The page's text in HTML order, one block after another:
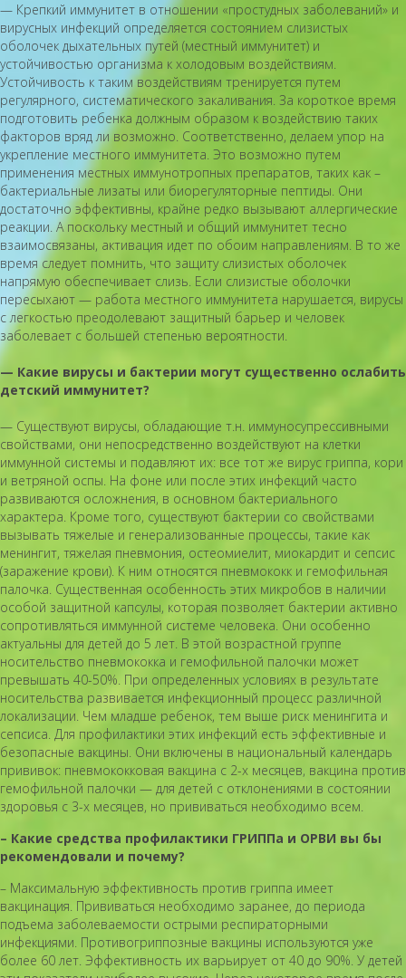
— Крепкий иммунитет в отношении «простудных заболеваний» и
вирусных инфекций определяется состоянием слизистых
оболочек дыхательных путей (местный иммунитет) и
устойчивостью организма к холодовым воздействиям.
Устойчивость к таким воздействиям тренируется путем
регулярного, систематического закаливания. За короткое время
подготовить ребенка должным образом к воздействию таких
факторов вряд ли возможно. Соответственно, делаем упор на
укрепление местного иммунитета. Это возможно путем
применения местных иммунотропных препаратов, таких как –
бактериальные лизаты или биорегуляторные пептиды. Они
достаточно эффективны, крайне редко вызывают аллергические
реакции. А поскольку местный и общий иммунитет тесно
взаимосвязаны, активация идет по обоим направлениям. В то же
время следует помнить, что защиту слизистых оболочек
напрямую обеспечивает слизь. Если слизистые оболочки
пересыхают — работа местного иммунитета нарушается, вирусы
с легкостью преодолевают защитный барьер и человек
заболевает с большей степенью вероятности.
— Какие вирусы и бактерии могут существенно ослабить
детский иммунитет?
— Существуют вирусы, обладающие т.н. иммуносупрессивными
свойствами, они непосредственно воздействуют на клетки
иммунной системы и подавляют их: все тот же вирус гриппа, кори
и ветряной оспы. На фоне или после этих инфекций часто
развиваются осложнения, в основном бактериального
характера. Кроме того, существуют бактерии со свойствами
вызывать тяжелые и генерализованные процессы, такие как
менингит, тяжелая пневмония, остеомиелит, миокардит и сепсис
(заражение крови). К ним относятся пневмококк и гемофильная
палочка. Существенная особенность этих микробов в наличии
особой защитной капсулы, которая позволяет бактерии активно
сопротивляться иммунной системе человека. Они особенно
актуальны для детей до 5 лет. В этой возрастной группе
носительство пневмококка и гемофильной палочки может
превышать 40-50%. При определенных условиях в результате
носительства развивается инфекционный процесс различной
локализации. Чем младше ребенок, тем выше риск менингита и
сепсиса. Для профилактики этих инфекций есть эффективные и
безопасные вакцины. Они включены в национальный календарь
прививок: пневмококковая вакцина с 2-х месяцев, вакцина против
гемофильной палочки — для детей с отклонениями в состоянии
здоровья с 3-х месяцев, но прививаться необходимо всем.
– Какие средства профилактики ГРИППа и ОРВИ вы бы
рекомендовали и почему?
– Максимальную эффективность против гриппа имеет
вакцинация. Прививаться необходимо заранее, до периода
подъема заболеваемости острыми респираторными
инфекциями. Противогриппозные вакцины используются уже
более 60 лет. Эффективность их варьирует от 40 до 90%. У детей